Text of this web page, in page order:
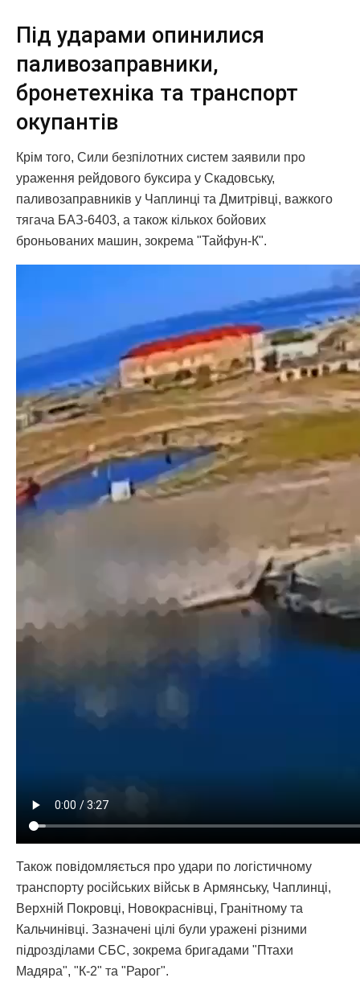
Під ударами опинилися
паливозаправники,
бронетехніка та транспорт
окупантів
Крім того, Сили безпілотних систем заявили про
ураження рейдового буксира у Скадовську,
паливозаправників у Чаплинці та Дмитрівці, важкого
тягача БАЗ-6403, а також кількох бойових
броньованих машин, зокрема "Тайфун-К".
Також повідомляється про удари по логістичному
транспорту російських військ в Армянську, Чаплинці,
Верхній Покровці, Новокраснівці, Гранітному та
Кальчинівці. Зазначені цілі були уражені різними
підрозділами СБС, зокрема бригадами "Птахи
Мадяра", "К-2" та "Рарог".